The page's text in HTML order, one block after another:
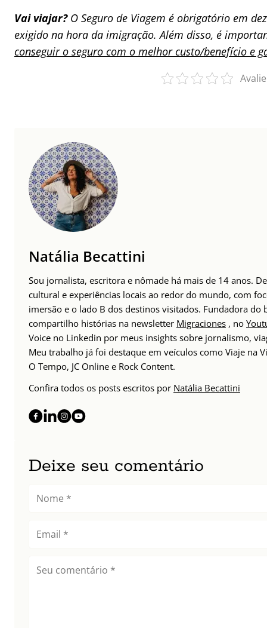
Vai viajar? O Seguro de Viagem é obrigatório em
exigido na hora da imigração. Além disso, é
conseguir o seguro com o melhor custo/benefício e
Natália Becattini
Sou jornalista, escritora e nômade há mais de 14 anos.
cultural e experiências locais ao redor do mundo, com
imersão e o lado B dos destinos visitados. Fundadora
compartilho histórias na newsletter Migraciones , no
Voice no Linkedin por meus insights sobre jornalismo,
Meu trabalho já foi destaque em veículos como Viaje na
O Tempo, JC Online e Rock Content.
Confira todos os posts escritos por Natália Becattini
Deixe seu comentário